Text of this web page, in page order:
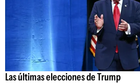
Las últimas elecciones de Trump